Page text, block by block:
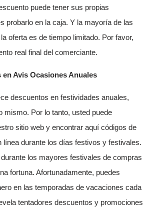
puede tener sus propias
probarlo en la caja. Y la mayoría de las
oferta es de tiempo limitado. Por favor,
real final del comerciante.
Avis Ocasiones Anuales
descuentos en festividades anuales,
mismo. Por lo tanto, usted puede
sitio web y encontrar aquí códigos de
línea durante los días festivos y festivales.
los mayores festivales de compras
fortuna. Afortunadamente, puedes
en las temporadas de vacaciones cada
tentadores descuentos y promociones